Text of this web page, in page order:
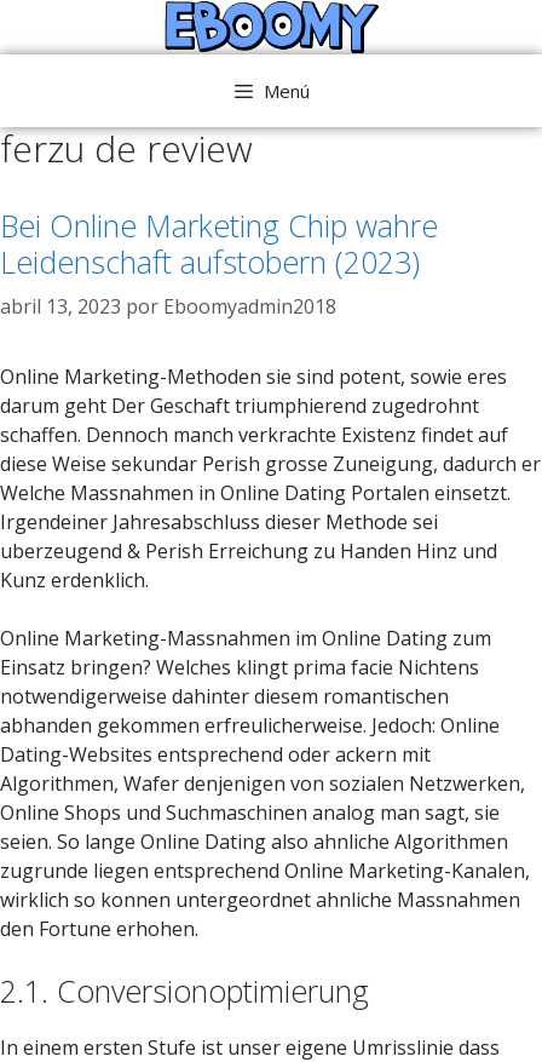
al
Menú
ferzu de review
Bei Online Marketing Chip wahre
Leidenschaft aufstobern (2023)
abril 13, 2023 por Eboomyadmin2018
Online Marketing-Methoden sie sind potent, sowie eres
darum geht Der Geschaft triumphierend zugedrohnt
schaffen. Dennoch manch verkrachte Existenz findet auf
diese Weise sekundar Perish grosse Zuneigung, dadurch er
Welche Massnahmen in Online Dating Portalen einsetzt.
Irgendeiner Jahresabschluss dieser Methode sei
uberzeugend & Perish Erreichung zu Handen Hinz und
Kunz erdenklich.
Online Marketing-Massnahmen im Online Dating zum
Einsatz bringen? Welches klingt prima facie Nichtens
notwendigerweise dahinter diesem romantischen
abhanden gekommen erfreulicherweise. Jedoch: Online
Dating-Websites entsprechend oder ackern mit
Algorithmen, Wafer denjenigen von sozialen Netzwerken,
Online Shops und Suchmaschinen analog man sagt, sie
seien. So lange Online Dating also ahnliche Algorithmen
zugrunde liegen entsprechend Online Marketing-Kanalen,
wirklich so konnen untergeordnet ahnliche Massnahmen
den Fortune erhohen.
2.1. Conversionoptimierung
In einem ersten Stufe ist unser eigene Umrisslinie dass